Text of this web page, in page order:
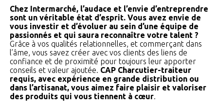
Chez Intermarché, l’audace et l’envie d’entreprendre
sont un véritable état d’esprit. Vous avez envie de
vous investir et d’évoluer au sein d’une équipe de
passionnés et qui saura reconnaître votre talent ?
Grâce à vos qualités relationnelles, et commerçant dans
l’âme, vous savez créer avec vos clients des liens de
confiance et de proximité pour toujours leur apporter
conseils et valeur ajoutée. CAP Charcutier-traiteur
requis, avec expérience en grande distribution ou
dans l’artisanat, vous aimez faire plaisir et valoriser
des produits qui vous tiennent à cœur.